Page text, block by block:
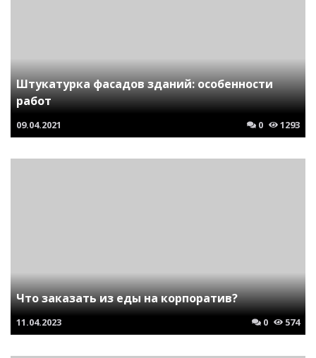
Штукатурка фасадов зданий: особенности
работ
09.04.2021 0 1293
Что заказать из еды на корпоратив?
11.04.2023 0 574